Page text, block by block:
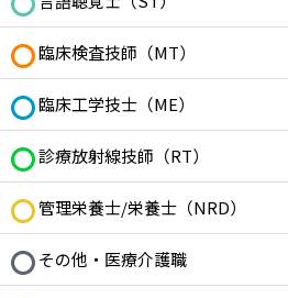
臨床検査技師（MT）
臨床工学技士（ME）
診療放射線技師（RT）
管理栄養士/栄養士（NRD）
その他・医療介護職